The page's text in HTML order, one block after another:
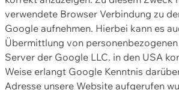
verwendete Browser Verbindung zu
Google aufnehmen. Hierbei kann es
Übermittlung von
Server der Google LLC. in den USA
Weise erlangt Google Kenntnis
Adresse unsere Website aufgerufen